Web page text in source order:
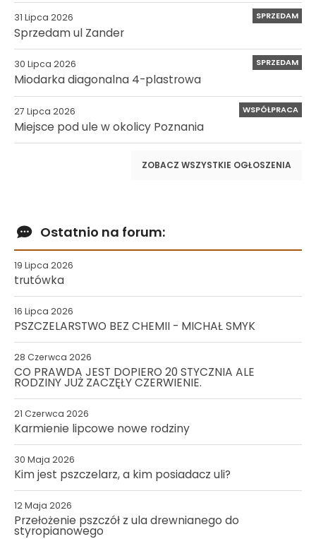
31 Lipca 2026 SPRZEDAM
Sprzedam ul Zander
30 Lipca 2026 SPRZEDAM
Miodarka diagonalna 4-plastrowa
27 Lipca 2026 WSPÓŁPRACA
Miejsce pod ule w okolicy Poznania
ZOBACZ WSZYSTKIE OGŁOSZENIA
Ostatnio na forum:
19 Lipca 2026
trutówka
16 Lipca 2026
PSZCZELARSTWO BEZ CHEMII - MICHAŁ SMYK
28 Czerwca 2026
CO PRAWDA JEST DOPIERO 20 STYCZNIA ALE
RODZINY JUŻ ZACZĘŁY CZERWIENIE.
21 Czerwca 2026
Karmienie lipcowe nowe rodziny
30 Maja 2026
Kim jest pszczelarz, a kim posiadacz uli?
12 Maja 2026
Przełożenie pszczół z ula drewnianego do
styropianowego